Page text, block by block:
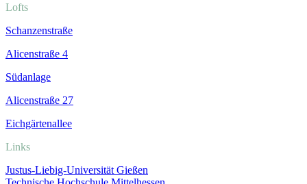
Lofts
Schanzenstraße
Alicenstraße 4
Südanlage
Alicenstraße 27
Eichgärtenallee
Links
Justus-Liebig-Universität Gießen